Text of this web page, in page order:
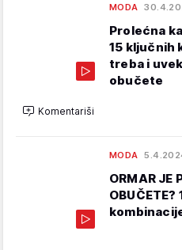
MODA
Prolećna
15 ključnih
treba i
obučete
Komentariši
MODA
ORMAR JE